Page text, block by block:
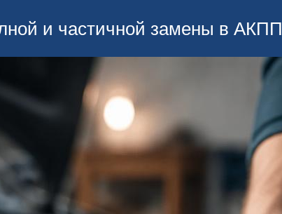
и частичной замены в АКПП